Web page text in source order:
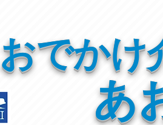
おでかけ
あ